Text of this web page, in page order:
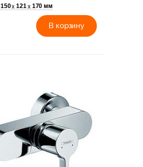
150х 121х 170 мм
В корзину